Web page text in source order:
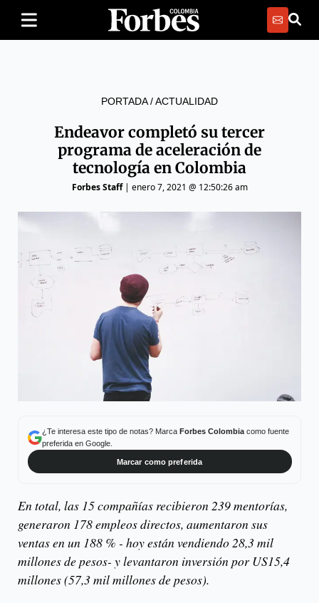
PORTADA/ACTUALIDAD
Endeavor completó su tercer
programa de aceleración de
tecnología en Colombia
Forbes Staff| enero 7, 2021 @ 12:50:26 am
¿Te interesa este tipo de notas? Marca Forbes Colombiacomo fuente
preferida en Google.
Marcar como preferida
En total, las 15 compañías recibieron 239 mentorías,
generaron 178 empleos directos, aumentaron sus
ventas en un 188 % - hoy están vendiendo 28,3 mil
millones de pesos- y levantaron inversión por US15,4
millones (57,3 mil millones de pesos).